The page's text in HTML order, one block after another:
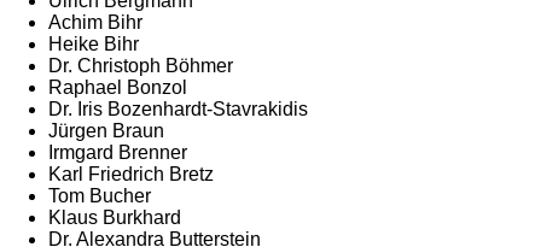
Achim Bihr
Heike Bihr
Dr. Christoph Böhmer
Raphael Bonzol
Dr. Iris Bozenhardt-Stavrakidis
Jürgen Braun
Irmgard Brenner
Karl Friedrich Bretz
Tom Bucher
Klaus Burkhard
Dr. Alexandra Butterstein